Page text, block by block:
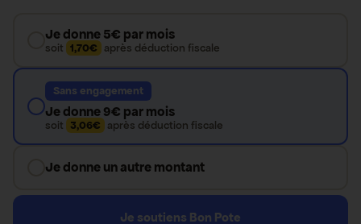
Je donne 5€ par mois
soit 1,70€ après déduction fiscale
Sans engagement
Je donne 9€ par mois
soit 3,06€ après déduction fiscale
Je donne un autre montant
Je soutiens Bon Pote